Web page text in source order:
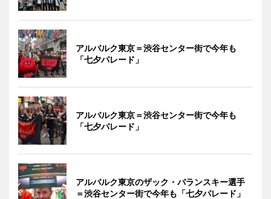
アルバルク東京＝渋谷センター街で今年も
「七夕パレード」
アルバルク東京＝渋谷センター街で今年も
「七夕パレード」
アルバルク東京のザック・バランスキー選手
＝渋谷センター街で今年も「七夕パレード」